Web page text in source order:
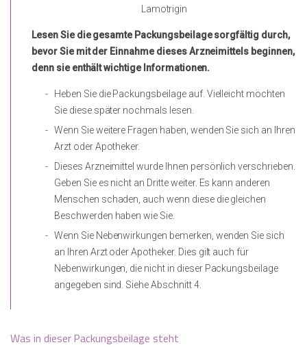
Lamotrigin
Lesen Sie die gesamte Packungsbeilage sorgfältig durch,
bevor Sie mit der Einnahme dieses Arzneimittels beginnen,
denn sie enthält wichtige Informationen.
Heben Sie die Packungsbeilage auf. Vielleicht möchten
Sie diese später nochmals lesen.
Wenn Sie weitere Fragen haben, wenden Sie sich an Ihren
Arzt oder Apotheker.
Dieses Arzneimittel wurde Ihnen persönlich verschrieben.
Geben Sie es nicht an Dritte weiter. Es kann anderen
Menschen schaden, auch wenn diese die gleichen
Beschwerden haben wie Sie.
Wenn Sie Nebenwirkungen bemerken, wenden Sie sich
an Ihren Arzt oder Apotheker. Dies gilt auch für
Nebenwirkungen, die nicht in dieser Packungsbeilage
angegeben sind. Siehe Abschnitt 4.
Was in dieser Packungsbeilage steht